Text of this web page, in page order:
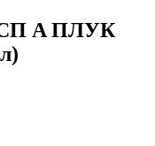
A ПЛУК